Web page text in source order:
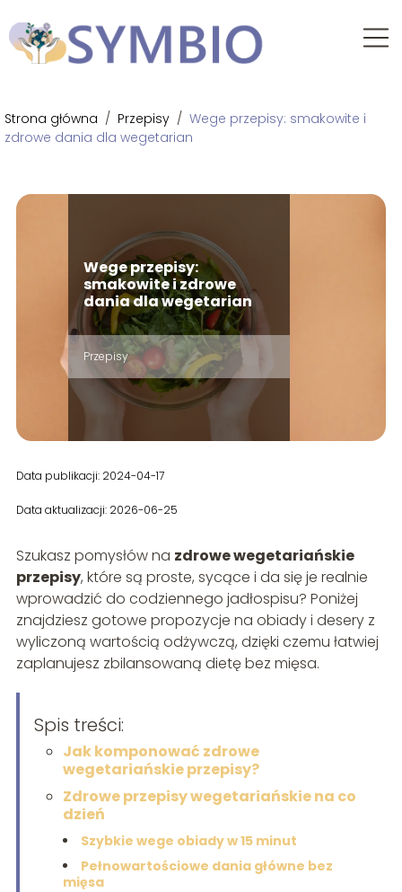
Strona główna / Przepisy / Wege przepisy: smakowite i
zdrowe dania dla wegetarian
Wege przepisy:
smakowite i zdrowe
dania dla wegetarian
Przepisy
Data publikacji: 2024-04-17
Data aktualizacji: 2026-06-25
Szukasz pomysłów na zdrowe wegetariańskie
przepisy, które są proste, sycące i da się je realnie
wprowadzić do codziennego jadłospisu? Poniżej
znajdziesz gotowe propozycje na obiady i desery z
wyliczoną wartością odżywczą, dzięki czemu łatwiej
zaplanujesz zbilansowaną dietę bez mięsa.
Spis treści:
Jak komponować zdrowe
wegetariańskie przepisy?
Zdrowe przepisy wegetariańskie na co
dzień
Szybkie wege obiady w 15 minut
Pełnowartościowe dania główne bez
mięsa